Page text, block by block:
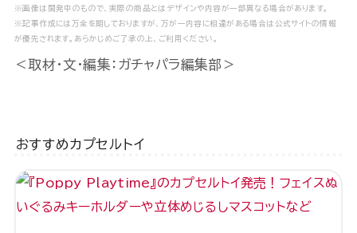
※画像は開発中のもので、実際の商品とはデザインや内容が一部異なる場合があります。
※記事作成には万全を期しておりますが、万が一内容に相違がある場合は公式サイトの情報
が優先されます。あらかじめご了承の上、ご利用ください。
＜取材・文・編集：ガチャパラ編集部＞
おすすめカプセルトイ